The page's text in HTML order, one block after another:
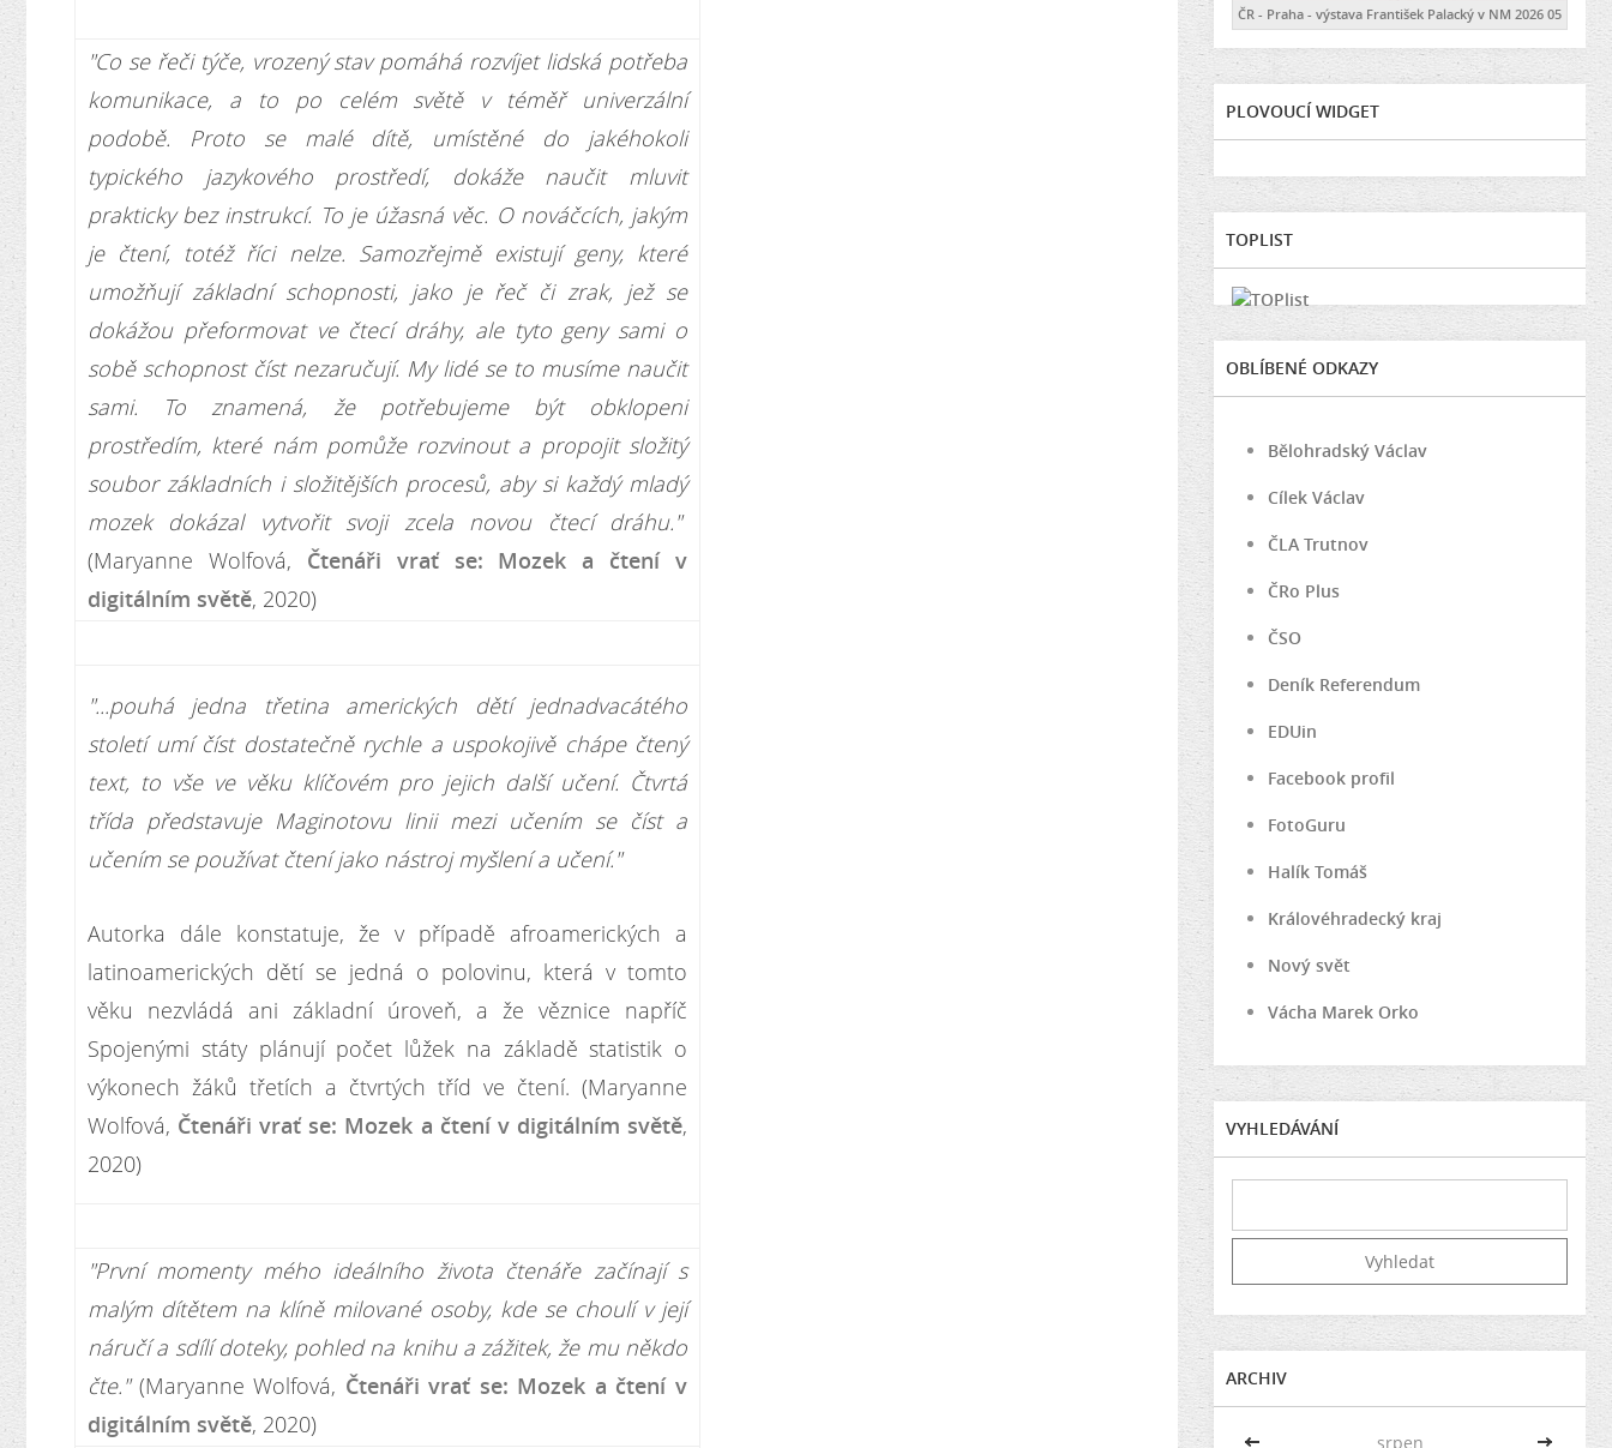
"Co se řeči týče, vrozený stav pomáhá rozvíjet lidská potřeba
komunikace, a to po celém světě v téměř univerzální
podobě. Proto se malé dítě, umístěné do jakéhokoli
typického jazykového prostředí, dokáže naučit mluvit
prakticky bez instrukcí. To je úžasná věc. O nováčcích, jakým
je čtení, totéž říci nelze. Samozřejmě existují geny, které
umožňují základní schopnosti, jako je řeč či zrak, jež se
dokážou přeformovat ve čtecí dráhy, ale tyto geny sami o
sobě schopnost číst nezaručují. My lidé se to musíme naučit
sami. To znamená, že potřebujeme být obklopeni
prostředím, které nám pomůže rozvinout a propojit složitý
soubor základních i složitějších procesů, aby si každý mladý
mozek dokázal vytvořit svoji zcela novou čtecí dráhu."
(Maryanne Wolfová, Čtenáři vrať se: Mozek a čtení v
digitálním světě, 2020)
"...pouhá jedna třetina amerických dětí jednadvacátého
století umí číst dostatečně rychle a uspokojivě chápe čtený
text, to vše ve věku klíčovém pro jejich další učení. Čtvrtá
třída představuje Maginotovu linii mezi učením se číst a
učením se používat čtení jako nástroj myšlení a učení."
Autorka dále konstatuje, že v případě afroamerických a
latinoamerických dětí se jedná o polovinu, která v tomto
věku nezvládá ani základní úroveň, a že věznice napříč
Spojenými státy plánují počet lůžek na základě statistik o
výkonech žáků třetích a čtvrtých tříd ve čtení. (Maryanne
Wolfová, Čtenáři vrať se: Mozek a čtení v digitálním světě,
2020)
"První momenty mého ideálního života čtenáře začínají s
malým dítětem na klíně milované osoby, kde se choulí v její
náručí a sdílí doteky, pohled na knihu a zážitek, že mu někdo
čte." (Maryanne Wolfová, Čtenáři vrať se: Mozek a čtení v
digitálním světě, 2020)
ČR - Praha - výstava František Palacký v NM 2026 05
PLOVOUCÍ WIDGET
TOPLIST
OBLÍBENÉ ODKAZY
Bělohradský Václav
Cílek Václav
ČLA Trutnov
ČRo Plus
ČSO
Deník Referendum
EDUin
Facebook profil
FotoGuru
Halík Tomáš
Královéhradecký kraj
Nový svět
Vácha Marek Orko
VYHLEDÁVÁNÍ
ARCHIV
<< srpen >>